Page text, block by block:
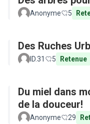
Anonyme 5
Des Ruches
ID.31 5 Retenue
Du miel dans
de la douceur!
Anonyme 29